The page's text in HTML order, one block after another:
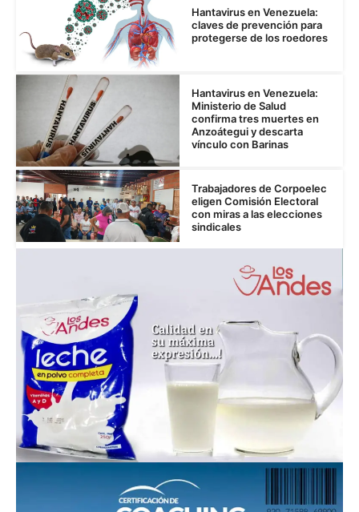
Hantavirus en Venezuela:
claves de prevención para
protegerse de los roedores
Hantavirus en Venezuela:
Ministerio de Salud
confirma tres muertes en
Anzoátegui y descarta
vínculo con Barinas
Trabajadores de Corpoelec
eligen Comisión Electoral
con miras a las elecciones
sindicales